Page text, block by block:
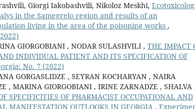
Giorgi Iakobashvili, Nikoloz Meskhi,
in the Samegrelo region and results of an
living in the area of the poisoning works ,
GIORGOBIANI , NODAR SULASHVILI , THE IMPACT
INDIVIDUAL PATIENT AND ITS SPECIFICATION OF
No. 7 (2022)
GORGASLIDZE , SEYRAN KOCHARYAN , NAIRA
, MARINA GIORGOBIANI , IRINE ZARNADZE , SHALVA
SPECIFICITIES OF PHARMACIST OCCUPATIONAL AND
MANIFESTATION OUTLOOKS IN GEORGIA ,